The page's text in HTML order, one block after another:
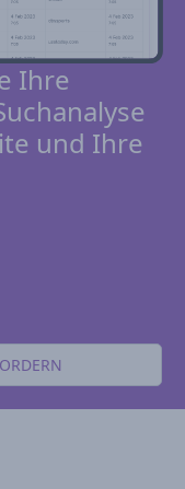
Ihre
und Ihre